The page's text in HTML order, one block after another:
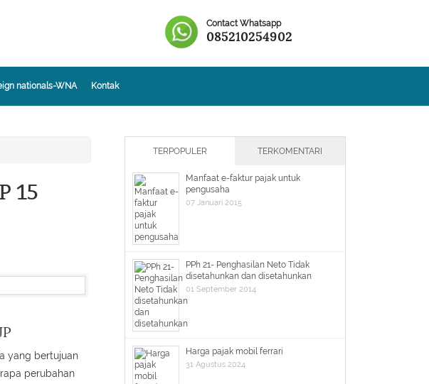
Contact Whatsapp
085210254902
nationals-WNA Kontak
15
yang bertujuan
perubahan
TERPOPULER TERKOMENTARI
Manfaat e-faktur pajak untuk
pengusaha
07 Januari 2015
PPh 21- Penghasilan Neto Tidak
disetahunkan dan disetahunkan
01 September 2014
Harga pajak mobil ferrari
31 Agustus 2024